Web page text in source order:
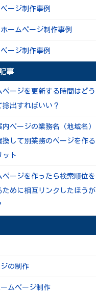
ージ制作事例
ームページ制作事例
ージ制作事例
事
ページを更新する時間はどう
捻出すればいい？
内ページの業務名（地域名）
換して別業務のページを作る
ット
ページを作ったら検索順位を
ために相互リンクしたほうが
の制作
ムページ制作